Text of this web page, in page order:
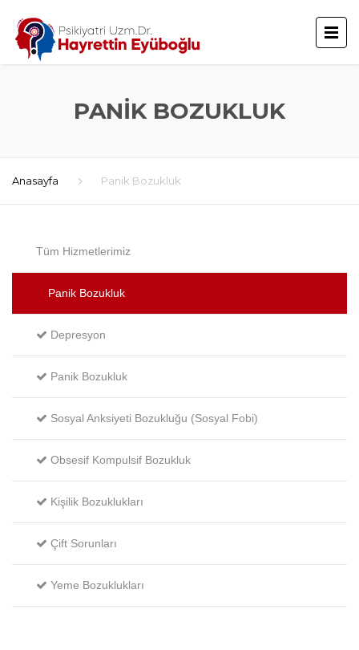
PANIK BOZUKLUK
Anasayfa Panik Bozukluk
Tüm Hizmetlerimiz
Panik Bozukluk
Depresyon
Panik Bozukluk
Sosyal Anksiyeti Bozukluğu (Sosyal Fobi)
Obsesif Kompulsif Bozukluk
Kişilik Bozuklukları
Çift Sorunları
Yeme Bozuklukları